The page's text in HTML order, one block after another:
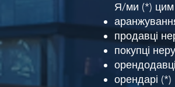
Я/ми (*) цим
продавці
покупці
орендарі (*)